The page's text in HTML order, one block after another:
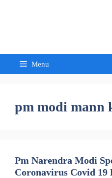
Menu
pm modi mann
Pm Narendra Modi
Coronavirus Covid 19